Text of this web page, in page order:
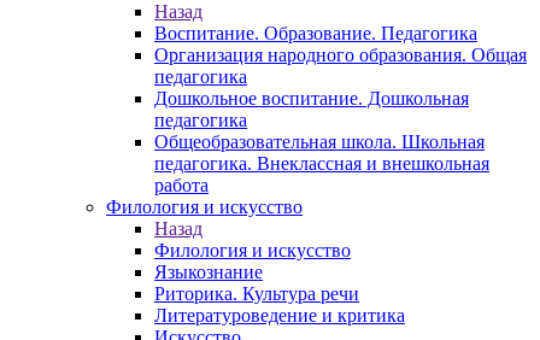
Назад
Воспитание. Образование. Педагогика
Организация народного образования. Общая
педагогика
Дошкольное воспитание. Дошкольная
педагогика
Общеобразовательная школа. Школьная
педагогика. Внеклассная и внешкольная
работа
Филология и искусство
Назад
Филология и искусство
Языкознание
Риторика. Культура речи
Литературоведение и критика